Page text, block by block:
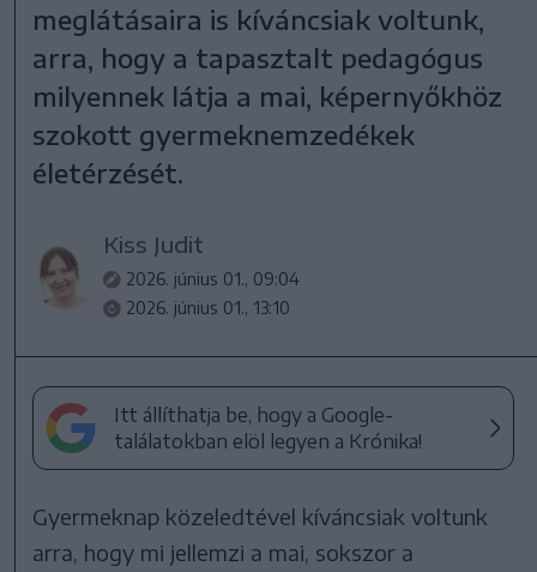
meglátásaira is kíváncsiak voltunk,
arra, hogy a tapasztalt pedagógus
milyennek látja a mai, képernyőkhöz
szokott gyermeknemzedékek
életérzését.
Kiss Judit
2026. június 01., 09:04
2026. június 01., 13:10
Itt állíthatja be, hogy a Google-
találatokban elöl legyen a Krónika!
Gyermeknap közeledtével kíváncsiak voltunk
arra, hogy mi jellemzi a mai, sokszor a